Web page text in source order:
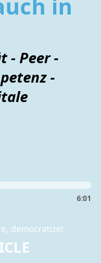
in
- Peer -
-
6:01
democratize!